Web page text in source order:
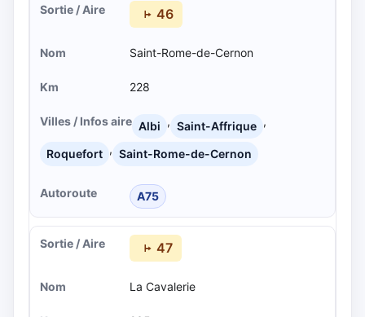
46
Saint-Rome-de-Cernon
228
Albi , Saint-Affrique ,
Roquefort , Saint-Rome-de-Cernon
A75
47
La Cavalerie